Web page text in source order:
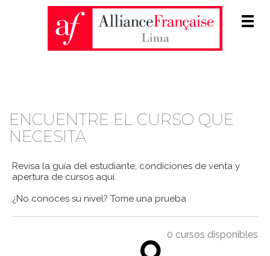
ENCUENTRE EL CURSO QUE
NECESITA
Revisa la guía del estudiante, condiciones de venta y
apertura de cursos aquí
¿No conoces su nivel? Tome una prueba
0 cursos disponibles